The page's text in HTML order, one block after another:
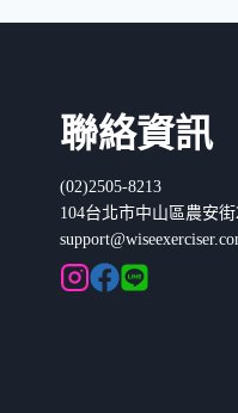
聯絡資訊
(02)2505-8213
104台北市中山區農安街